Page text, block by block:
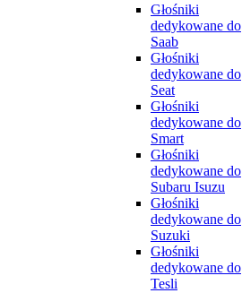
Głośniki
dedykowane do
Saab
Głośniki
dedykowane do
Seat
Głośniki
dedykowane do
Smart
Głośniki
dedykowane do
Subaru Isuzu
Głośniki
dedykowane do
Suzuki
Głośniki
dedykowane do
Tesli